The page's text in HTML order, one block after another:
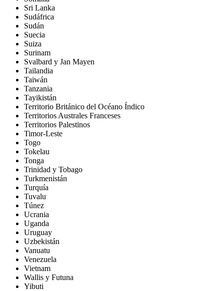
Sri Lanka
Sudáfrica
Sudán
Suecia
Suiza
Surinam
Svalbard y Jan Mayen
Tailandia
Taiwán
Tanzania
Tayikistán
Territorio Británico del Océano Índico
Territorios Australes Franceses
Territorios Palestinos
Timor-Leste
Togo
Tokelau
Tonga
Trinidad y Tobago
Turkmenistán
Turquía
Tuvalu
Túnez
Ucrania
Uganda
Uruguay
Uzbekistán
Vanuatu
Venezuela
Vietnam
Wallis y Futuna
Yibuti